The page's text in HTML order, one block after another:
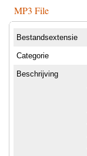
MP3 File
Bestandsextensie
Categorie
Beschrijving